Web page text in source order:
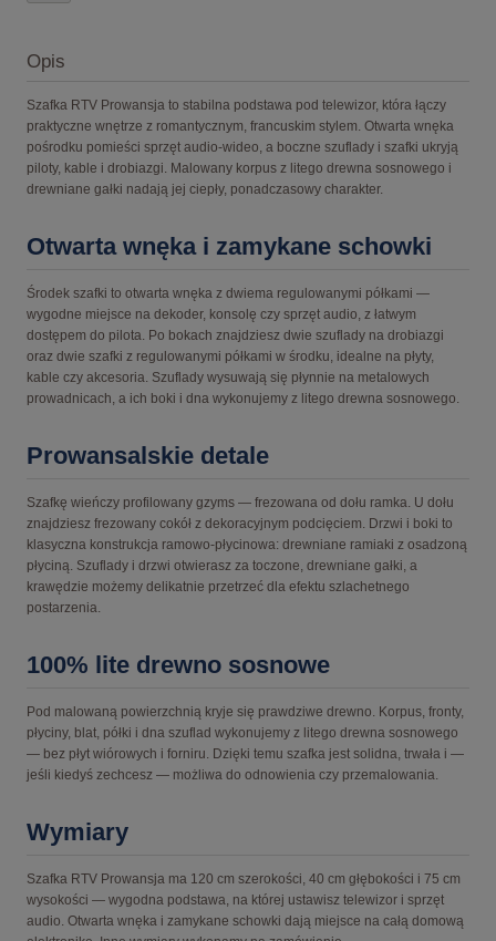
Opis
Szafka RTV Prowansja to stabilna podstawa pod telewizor, która łączy
praktyczne wnętrze z romantycznym, francuskim stylem. Otwarta wnęka
pośrodku pomieści sprzęt audio-wideo, a boczne szuflady i szafki ukryją
piloty, kable i drobiazgi. Malowany korpus z litego drewna sosnowego i
drewniane gałki nadają jej ciepły, ponadczasowy charakter.
Otwarta wnęka i zamykane schowki
Środek szafki to otwarta wnęka z dwiema regulowanymi półkami —
wygodne miejsce na dekoder, konsolę czy sprzęt audio, z łatwym
dostępem do pilota. Po bokach znajdziesz dwie szuflady na drobiazgi
oraz dwie szafki z regulowanymi półkami w środku, idealne na płyty,
kable czy akcesoria. Szuflady wysuwają się płynnie na metalowych
prowadnicach, a ich boki i dna wykonujemy z litego drewna sosnowego.
Prowansalskie detale
Szafkę wieńczy profilowany gzyms — frezowana od dołu ramka. U dołu
znajdziesz frezowany cokół z dekoracyjnym podcięciem. Drzwi i boki to
klasyczna konstrukcja ramowo-płycinowa: drewniane ramiaki z osadzoną
płyciną. Szuflady i drzwi otwierasz za toczone, drewniane gałki, a
krawędzie możemy delikatnie przetrzeć dla efektu szlachetnego
postarzenia.
100% lite drewno sosnowe
Pod malowaną powierzchnią kryje się prawdziwe drewno. Korpus, fronty,
płyciny, blat, półki i dna szuflad wykonujemy z litego drewna sosnowego
— bez płyt wiórowych i forniru. Dzięki temu szafka jest solidna, trwała i —
jeśli kiedyś zechcesz — możliwa do odnowienia czy przemalowania.
Wymiary
Szafka RTV Prowansja ma 120 cm szerokości, 40 cm głębokości i 75 cm
wysokości — wygodna podstawa, na której ustawisz telewizor i sprzęt
audio. Otwarta wnęka i zamykane schowki dają miejsce na całą domową